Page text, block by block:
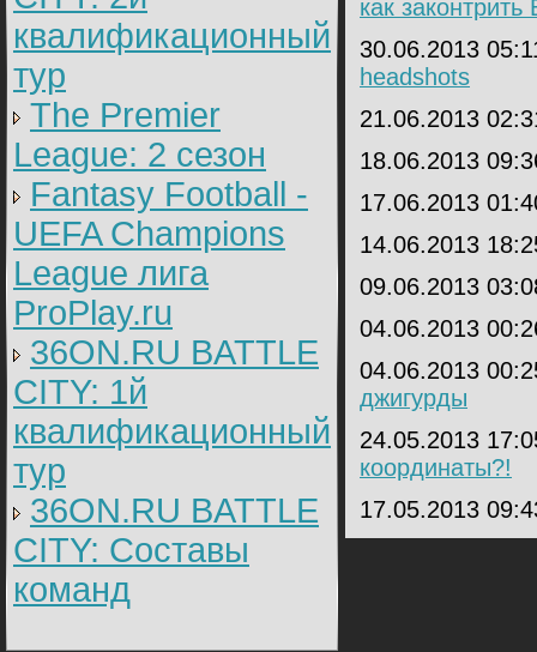
квалификационный
тур
The Premier
League: 2 cезон
Fantasy Football -
UEFA Champions
League лига
ProPlay.ru
36ON.RU BATTLE
CITY: 1й
квалификационный
тур
36ON.RU BATTLE
CITY: Составы
команд
как
30.06.2013
headshots
21.06.2013
18.06.2013
17.06.2013
14.06.2013
09.06.2013
04.06.2013
04.06.2013
джигурды
24.05.2013
координаты?!
17.05.2013